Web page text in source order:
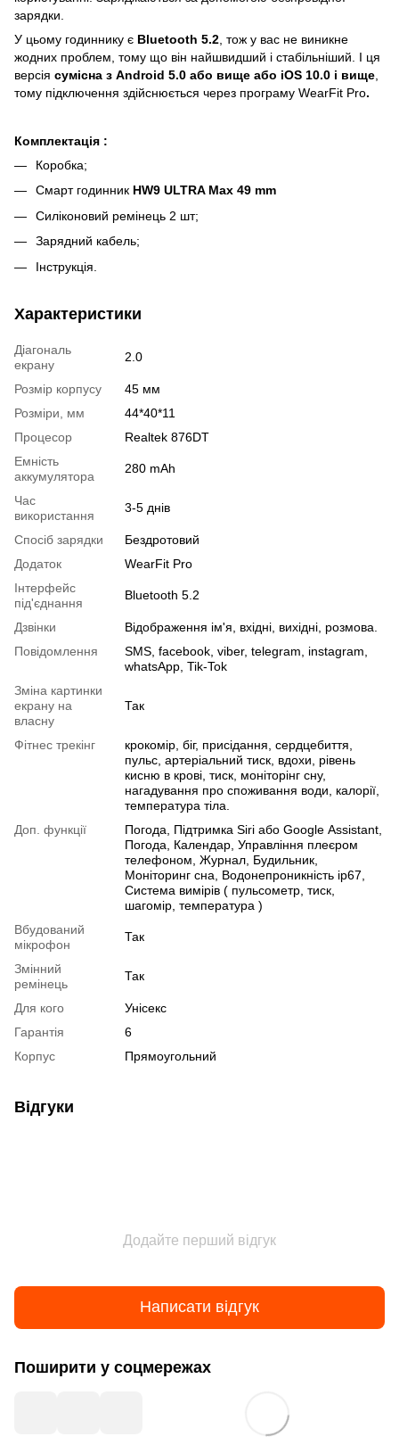
зарядки.
У цьому годиннику є Bluetooth 5.2 , тож у вас не виникне
жодних проблем, тому що він найшвидший і стабільніший. І ця
версія сумісна з Android 5.0 або вище або iOS 10.0 і вище
тому підключення здійснюється через програму WearFit Pro.
Комплектація :
Коробка;
Cмарт годинник HW9 ULTRA Max 49 mm
Силіконовий ремінець 2 шт;
Зарядний кабель;
Інструкція.
Характеристики
Діагональ
екрану
2.0
Розмір корпусу
45 мм
Розміри, мм
44*40*11
Процесор
Realtek 876DT
Емність
аккумулятора
280 mAh
Час
використання
3-5 днів
Спосіб зарядки
Бездротовий
Додаток
WearFit Pro
Інтерфейс
під'єднання
Bluetooth 5.2
Дзвінки
Відображення ім'я, вхідні, вихідні, розмова.
Повідомлення
SMS, facebook, viber, telegram, instagram,
whatsApp, Tik-Tok
Зміна картинки
екрану на
власну
Так
Фітнес трекінг
крокомір, біг, присідання, сердцебиття,
пульс, артеріальний тиск, вдохи, рівень
кисню в крові, тиск, моніторінг сну,
нагадування про споживання води, калорії,
температура тіла.
Доп. функції
Погода, Підтримка Siri або Google Assistant,
Погода, Календар, Управління плеєром
телефоном, Журнал, Будильник,
Моніторинг снa, Водонепроникність iр67,
Система вимірів ( пульсометр, тиск,
шагомір, температура )
Вбудований
мікрофон
Так
Змінний
ремінець
Так
Для кого
Унісекс
Гарантія
6
Корпус
Прямоугольний
Відгуки
Додайте перший відгук
Написати відгук
Поширити у соцмережах